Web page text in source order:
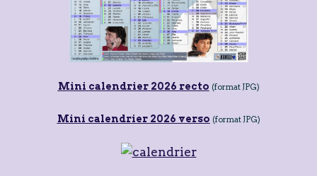
Mini calendrier 2026 recto (format JPG)
Mini calendrier 2026 verso (format JPG)